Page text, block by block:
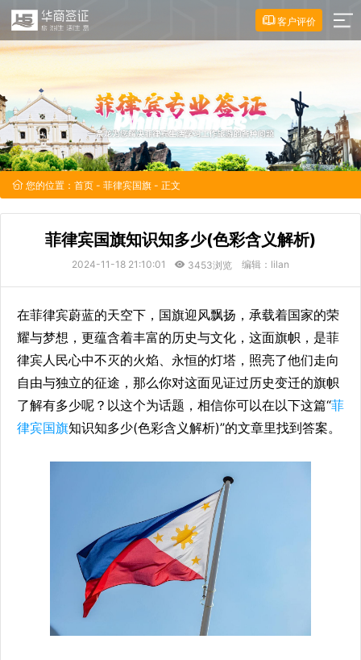
客户评价
您的位置： 首页 - 菲律宾国旗 - 正文
菲律宾国旗知识知多少(色彩含义解析)
2024-11-18 21:10:01 3453浏览 编辑：lilan
在菲律宾蔚蓝的天空下，国旗迎风飘扬，承载着国家的荣
耀与梦想，更蕴含着丰富的历史与文化，这面旗帜，是菲
律宾人民心中不灭的火焰、永恒的灯塔，照亮了他们走向
自由与独立的征途，那么你对这面见证过历史变迁的旗帜
了解有多少呢？以这个为话题，相信你可以在以下这篇“菲
律宾国旗知识知多少(色彩含义解析)”的文章里找到答案。